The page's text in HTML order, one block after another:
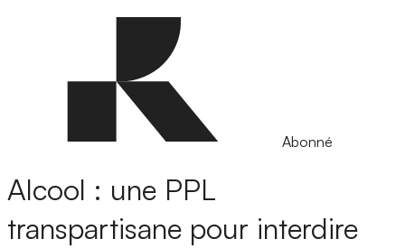
Abonné
Alcool : une PPL
transpartisane pour interdire